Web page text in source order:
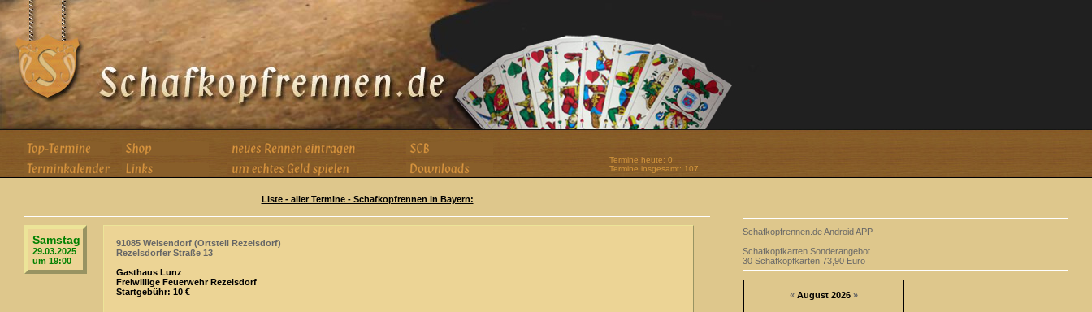
Termine heute: 0
Termine insgesamt: 107
Liste - aller Termine - Schafkopfrennen in Bayern:
Samstag
29.03.2025
um 19:00
91085 Weisendorf (Ortsteil Rezelsdorf)
Rezelsdorfer Straße 13
Gasthaus Lunz
Freiwillige Feuerwehr Rezelsdorf
Startgebühr: 10 €
Schafkopfrennen.de Android APP
Schafkopfkarten Sonderangebot
30 Schafkopfkarten 73,90 Euro
« August 2026 »